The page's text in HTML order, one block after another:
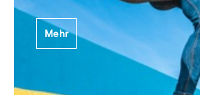
Mehr